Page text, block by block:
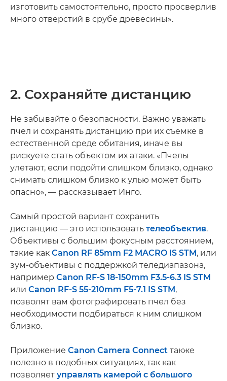
изготовить самостоятельно, просто просверлив
много отверстий в срубе древесины».
2. Сохраняйте дистанцию
Не забывайте о безопасности. Важно уважать
пчел и сохранять дистанцию при их съемке в
естественной среде обитания, иначе вы
рискуете стать объектом их атаки. «Пчелы
улетают, если подойти слишком близко, однако
снимать слишком близко к улью может быть
опасно», — рассказывает Инго.
Самый простой вариант сохранить
дистанцию — это использовать телеобъектив.
Объективы с большим фокусным расстоянием,
такие как Canon RF 85mm F2 MACRO IS STM, или
зум-объективы с поддержкой теледиапазона,
например Canon RF-S 18-150mm F3.5-6.3 IS STM
или Canon RF-S 55-210mm F5-7.1 IS STM,
позволят вам фотографировать пчел без
необходимости подбираться к ним слишком
близко.
Приложение Canon Camera Connect также
полезно в подобных ситуациях, так как
позволяет управлять камерой с большого